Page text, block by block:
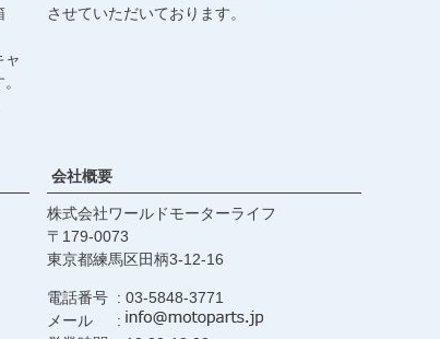
ャ
させていただいております。
会社概要
株式会社ワールドモーターライフ
179-0073
東京都練馬区田柄3-12-16
電話番号
03-5848-3771
メール